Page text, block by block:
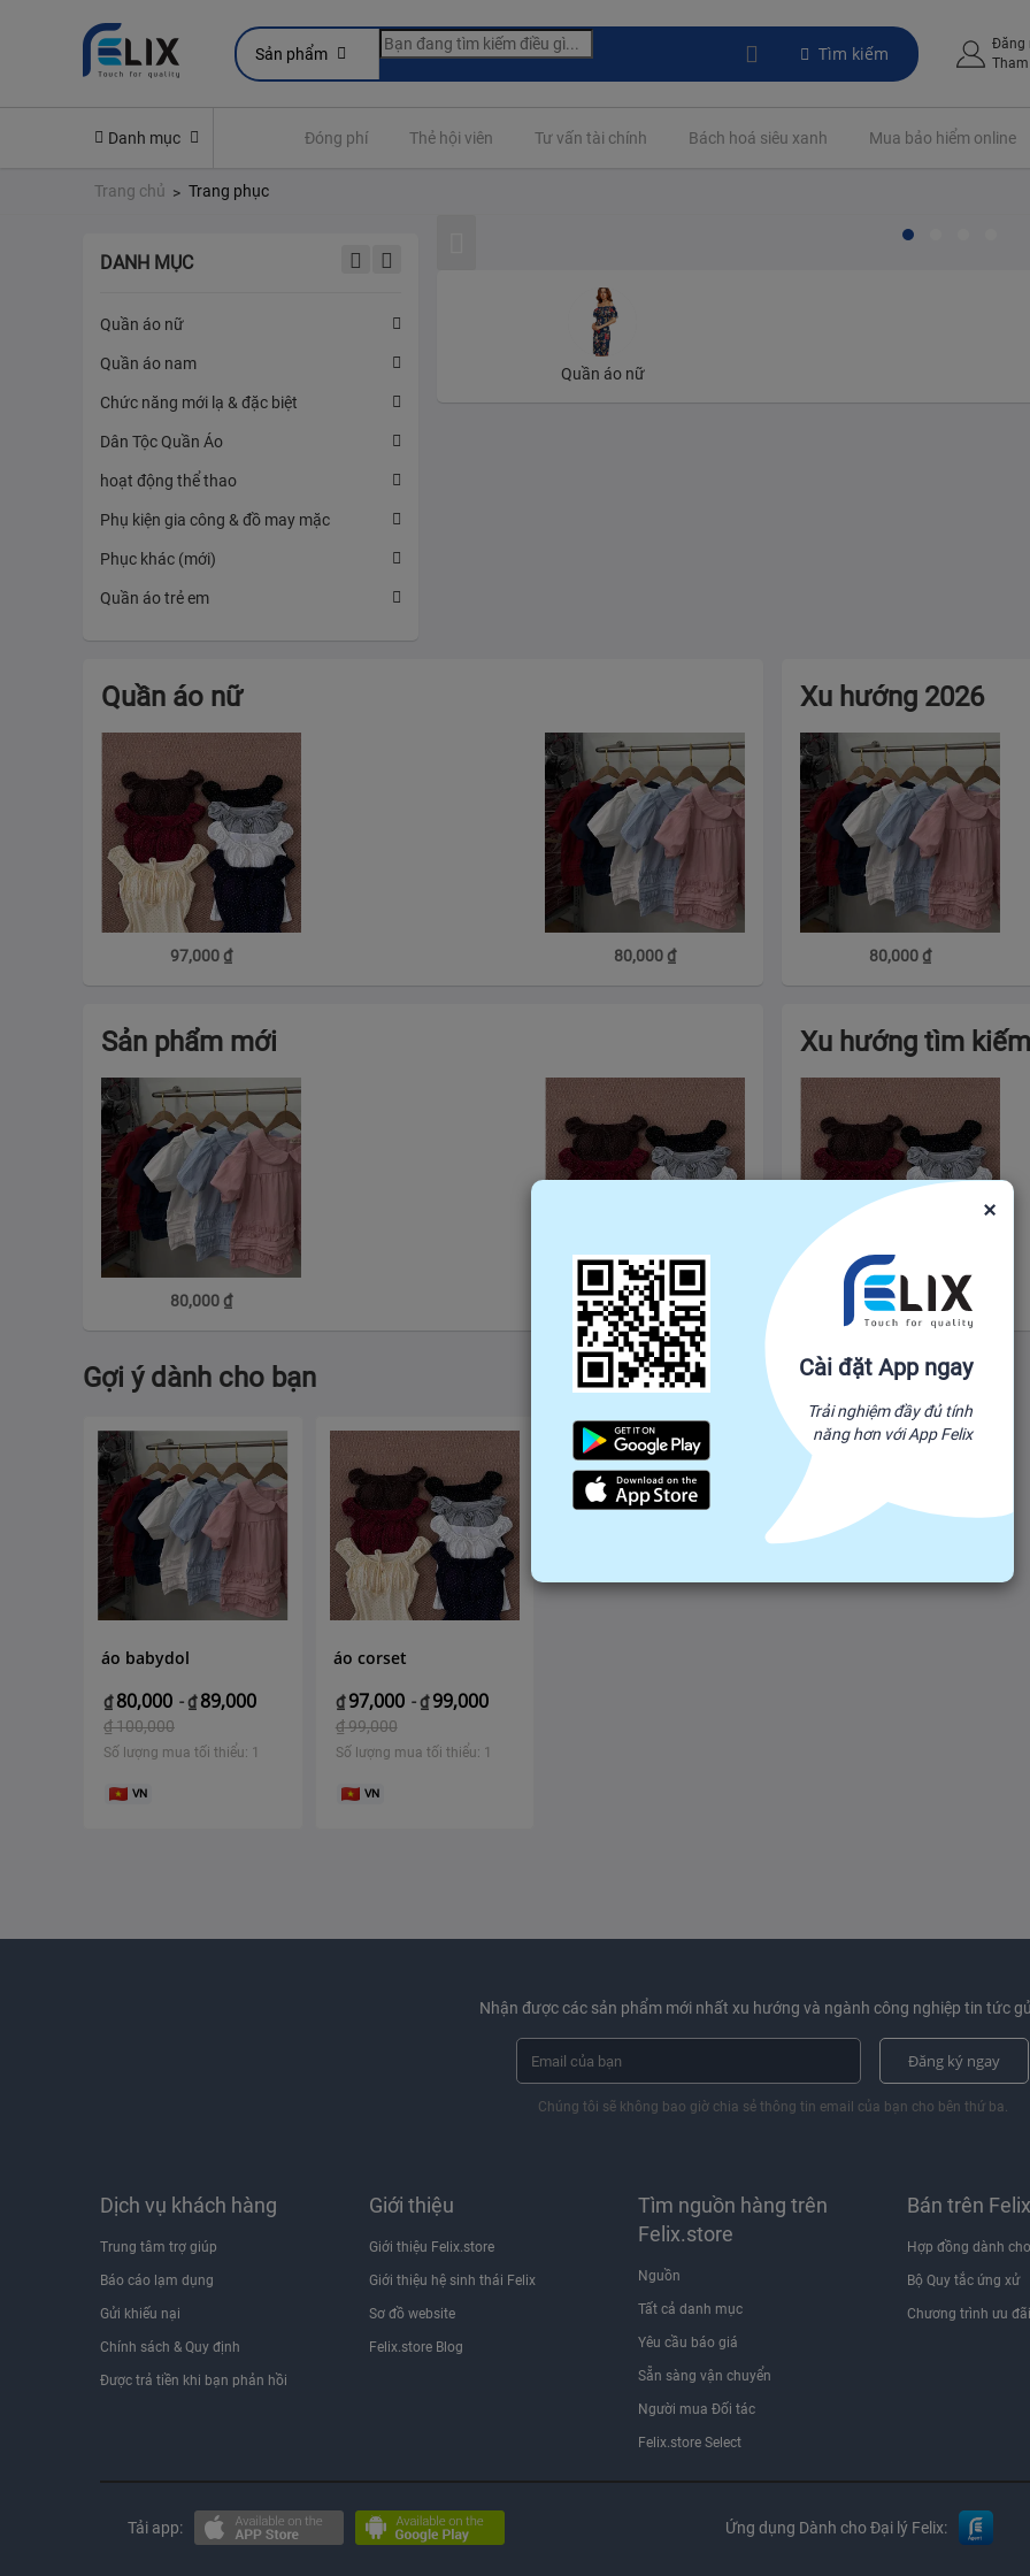
Sản phẩm Tìm kiếm
Đăng
Danh mục
Yêu cầu quyền lợi bảo hiểm Đóng phí Thẻ hội viên Tư vấn tài chính Bách hoá siêu xanh Mua bảo hiểm online
Trang chủ Trang phục
DANH MỤC
Quần áo nữ
Quần áo nam
Chức năng mới lạ & đặc biệt
Dân Tộc Quần Áo
hoạt động thể thao
Phụ kiện gia công & đồ may mặc
Phục khác (mới)
Quần áo trẻ em
Quần áo trẻ sơ sinh và trẻ mới biết đi
Quần áo và phụ kiện cưới
Tất & Đàn Hồi Thông Minh
Quần áo nữ
Quần áo nữ
97,000₫ 80,000₫
Xu hướng 2026
80,000₫
Sản phẩm mới
80,000₫ 97,000 ₫
Xu hướng tìm kiếm
97,000
Gợi ý dành cho bạn
áo babydol
₫ 80,000 -₫ 89,000
₫100,000
Số lượng mua tối thiểu: 1
VN
áo corset
₫ 97,000 -₫ 99,000
₫99,000
Số lượng mua tối thiểu: 1
VN
Nhận được các sản phẩm mới nhất xu hướng và ngành công nghiệp tin tức
Đăng ký ngay
Chúng tôi sẽ không bao giờ chia sẻ thông tin email của bạn cho bên thứ ba.
Dịch vụ khách hàng
Trung tâm trợ giúp
Báo cáo lạm dụng
Gửi khiếu nại
Chính sách & Quy định
Được trả tiền khi bạn phản hồi
Giới thiệu
Giới thiệu Felix.store
Giới thiệu hệ sinh thái Felix
Sơ đồ website
Felix.store Blog
Tìm nguồn hàng trên
Felix.store
Nguồn
Tất cả danh mục
Yêu cầu báo giá
Sẵn sàng vận chuyển
Người mua Đối tác
Felix.store Select
Bán trên
Hợp đồng dành
Bộ Quy tắc ứng xử
Chương trình ưu đãi
Tải app: Ứng dụng Dành cho Đại lý Felix:
×
Cài đặt App ngay
Trải nghiệm đầy đủ tính
năng hơn với App Felix